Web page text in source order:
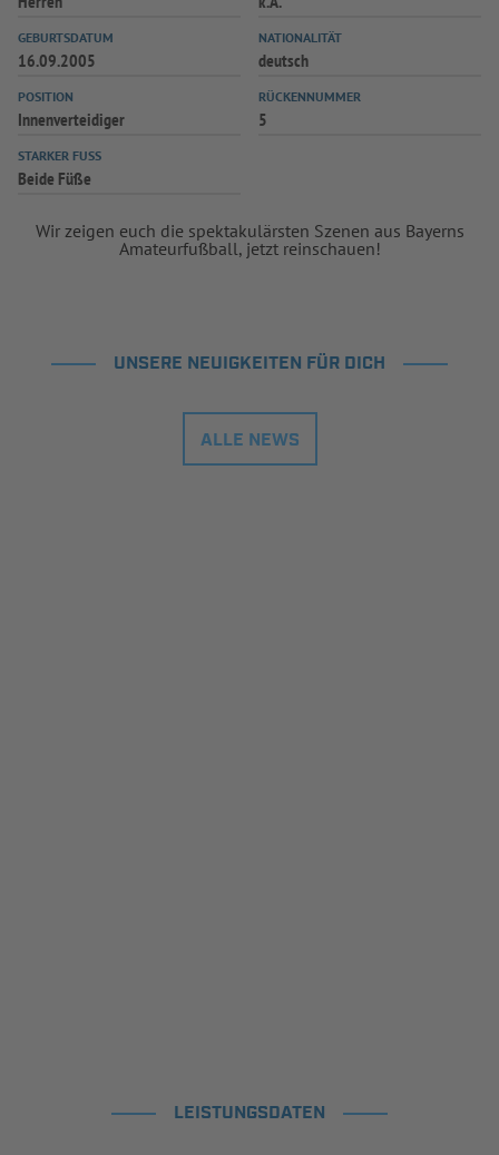
GEBURTSDATUM
16.09.2005
NATIONALITÄT
deutsch
POSITION
Innenverteidiger
RÜCKENNUMMER
5
STARKER FUSS
Beide Füße
Wir zeigen euch die spektakulärsten Szenen aus Bayerns
Amateurfußball, jetzt reinschauen!
UNSERE NEUIGKEITEN FÜR DICH
ALLE NEWS
LEISTUNGSDATEN